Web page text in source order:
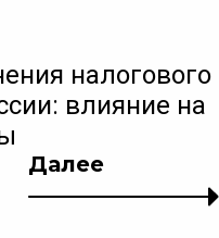
Далее
налогового
влияние на